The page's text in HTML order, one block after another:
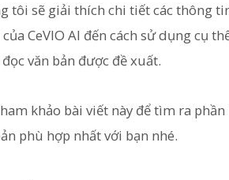
tôi sẽ giải thích chi tiết các thông
CeVIO AI đến cách sử dụng cụ
văn bản được đề xuất.
khảo bài viết này để tìm ra
phù hợp nhất với bạn nhé.